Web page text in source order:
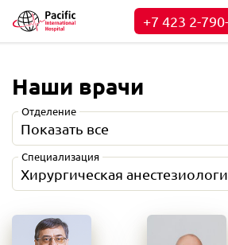
+7 423 2-
Наши врачи
Отделение
Показать все
Специализация
Хирургическая